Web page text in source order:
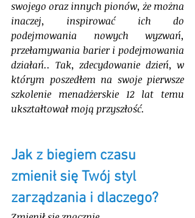
swojego oraz innych pionów, że można
inaczej, inspirować ich do
podejmowania nowych wyzwań,
przełamywania barier i podejmowania
działań.. Tak, zdecydowanie dzień, w
którym poszedłem na swoje pierwsze
szkolenie menadżerskie 12 lat temu
ukształtował moją przyszłość.
Jak z biegiem czasu
zmienił się Twój styl
zarządzania i dlaczego?